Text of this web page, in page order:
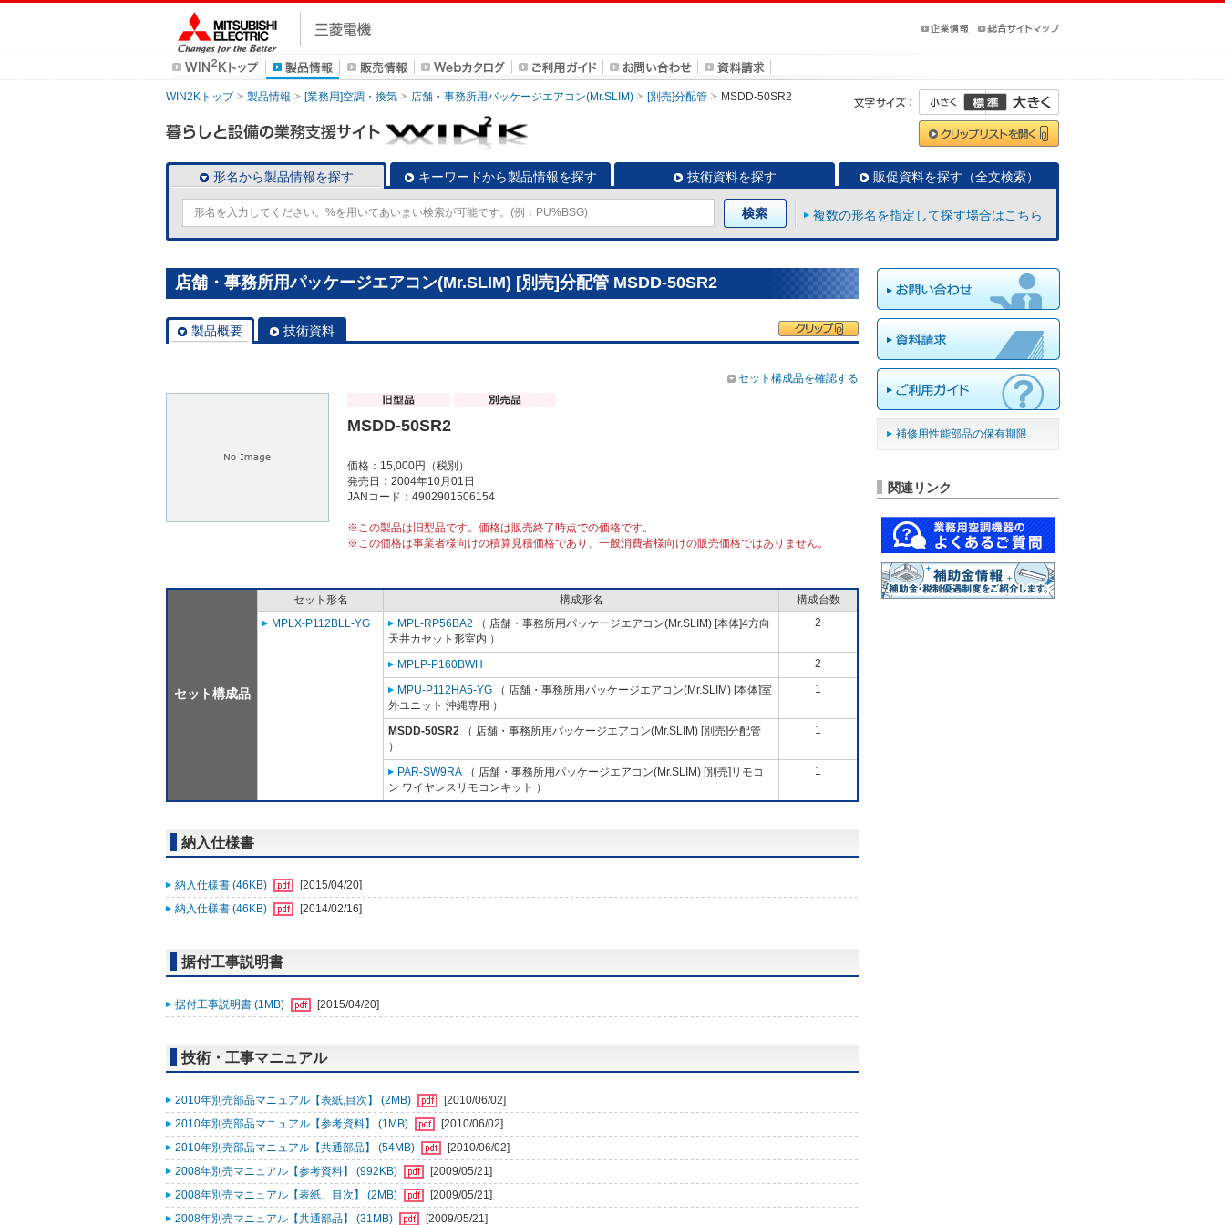
WIN2Kトップ 製品情報 [業務用]空調・換気 店舗・事務所用パッケージエアコン(Mr.SLIM) [別売]分配管 MSDD-50SR2
形名から製品情報を探す キーワードから製品情報を探す 技術資料を探す 販促資料を探す（全文検索）
複数の形名を指定して探す場合はこちら
店舗・事務所用パッケージエアコン(Mr.SLIM) [別売]分配管 MSDD-50SR2
製品概要 技術資料
セット構成品を確認する
MSDD-50SR2
価格：15,000円（税別）
発売日：2004年10月01日
JANコード：4902901506154
※この製品は旧型品です。価格は販売終了時点での価格です。
※この価格は事業者様向けの積算見積価格であり、一般消費者様向けの販売価格ではありません。
セット構成品
セット形名 構成形名
構成台数
MPLX-P112BLL-YG
MPL-RP56BA2 （ 店舗・事務所用パッケージエアコン(Mr.SLIM) [本体]4方向
天井カセット形室内 ）
2
MPLP-P160BWH 2
MPU-P112HA5-YG （ 店舗・事務所用パッケージエアコン(Mr.SLIM) [本体]室
外ユニット 沖縄専用 ）
1
MSDD-50SR2 （ 店舗・事務所用パッケージエアコン(Mr.SLIM) [別売]分配管
）
1
PAR-SW9RA （ 店舗・事務所用パッケージエアコン(Mr.SLIM) [別売]リモコ
ン ワイヤレスリモコンキット ）
1
納入仕様書
納入仕様書 (46KB)
[2015/04/20]
納入仕様書 (46KB)
[2014/02/16]
据付工事説明書
据付工事説明書 (1MB) [2015/04/20]
技術・工事マニュアル
2010年別売部品マニュアル【表紙,目次】 (2MB)
[2010/06/02]
2010年別売部品マニュアル【参考資料】 (1MB)
[2010/06/02]
2010年別売部品マニュアル【共通部品】 (54MB)
[2010/06/02]
2008年別売マニュアル【参考資料】 (992KB)
[2009/05/21]
2008年別売マニュアル【表紙、目次】 (2MB)
[2009/05/21]
2008年別売マニュアル【共通部品】 (31MB)
[2009/05/21]
補修用性能部品の保有期限
関連リンク